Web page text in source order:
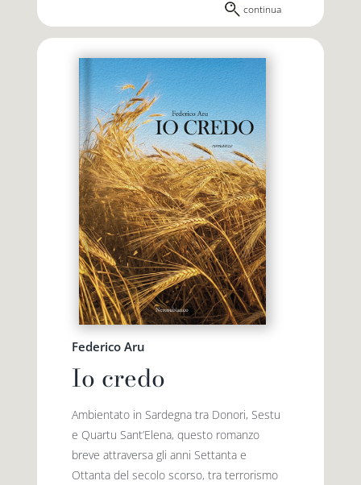
continua
Federico Aru
Io credo
Ambientato in Sardegna tra Donori, Sestu
e Quartu Sant’Elena, questo romanzo
breve attraversa gli anni Settanta e
Ottanta del secolo scorso, tra terrorismo